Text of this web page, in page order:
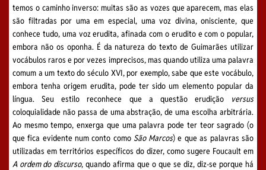
temos o caminho inverso: muitas são as vozes que aparecem, mas elas
são filtradas por uma em especial, uma voz divina, onisciente, que
conhece tudo, uma voz erudita, afinada com o erudito e com o popular,
embora não os oponha. É da natureza do texto de Guimarães utilizar
vocábulos raros e por vezes imprecisos, mas quando utiliza uma palavra
comum a um texto do século XVI, por exemplo, sabe que este vocábulo,
embora tenha origem erudita, pode ter sido um elemento popular da
língua. Seu estilo reconhece que a questão erudição
versus
coloquialidade não passa de uma abstração, de uma escolha arbitrária.
Ao mesmo tempo, enxerga que uma palavra pode ter teor sagrado (o
que fica evidente num conto como São Marcos) e que as palavras são
utilizadas em territórios específicos do dizer, como sugere Foucault em
A ordem do discurso, quando afirma que o que se diz, diz-se porque há